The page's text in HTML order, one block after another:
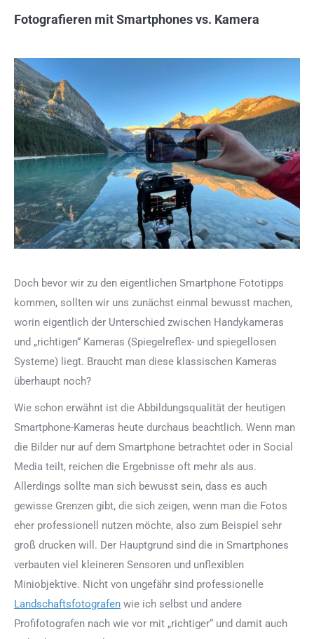
Fotografieren mit Smartphones vs. Kamera
Doch bevor wir zu den eigentlichen Smartphone Fototipps
kommen, sollten wir uns zunächst einmal bewusst machen,
worin eigentlich der Unterschied zwischen Handykameras
und „richtigen“ Kameras (Spiegelreflex- und spiegellosen
Systeme) liegt. Braucht man diese klassischen Kameras
überhaupt noch?
Wie schon erwähnt ist die Abbildungsqualität der heutigen
Smartphone-Kameras heute durchaus beachtlich. Wenn man
die Bilder nur auf dem Smartphone betrachtet oder in Social
Media teilt, reichen die Ergebnisse oft mehr als aus.
Allerdings sollte man sich bewusst sein, dass es auch
gewisse Grenzen gibt, die sich zeigen, wenn man die Fotos
eher professionell nutzen möchte, also zum Beispiel sehr
groß drucken will. Der Hauptgrund sind die in Smartphones
verbauten viel kleineren Sensoren und unflexiblen
Miniobjektive. Nicht von ungefähr sind professionelle
Landschaftsfotografen wie ich selbst und andere
Profifotografen nach wie vor mit „richtiger“ und damit auch